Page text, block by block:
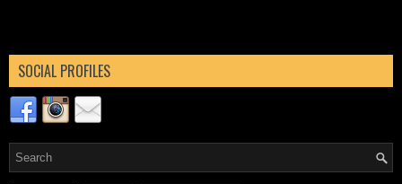
SOCIAL PROFILES